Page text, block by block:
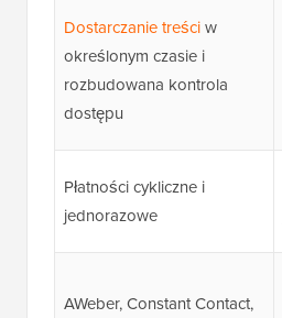
Dostarczanie treściw
określonym czasie i
rozbudowana kontrola
dostępu
Płatności cykliczne i
jednorazowe
AWeber, Constant Contact,